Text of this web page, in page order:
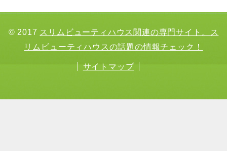
© 2017 スリムビューティハウス関連の専門サイト。ス
リムビューティハウスの話題の情報チェック！
サイトマップ